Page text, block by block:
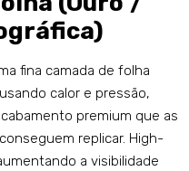
fina camada de folha
calor e pressão,
premium que as
replicar. High-
a visibilidade